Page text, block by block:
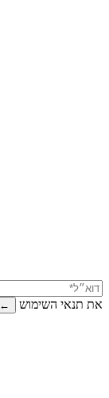
את תנאי השימוש